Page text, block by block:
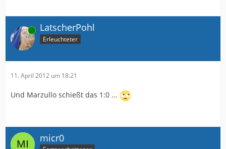
Online LatscherPohl
Erleuchteter
11. April 2012 um 18:21
Und Marzullo schießt das 1:0 ...
micr0